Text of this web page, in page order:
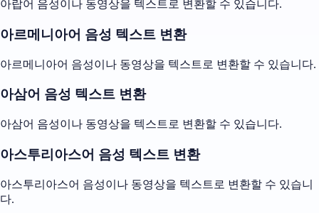
아랍어 음성이나 동영상을 텍스트로 변환할 수 있습니다.
아르메니아어 음성 텍스트 변환
아르메니아어 음성이나 동영상을 텍스트로 변환할 수 있습니다.
아삼어 음성 텍스트 변환
아삼어 음성이나 동영상을 텍스트로 변환할 수 있습니다.
아스투리아스어 음성 텍스트 변환
아스투리아스어 음성이나 동영상을 텍스트로 변환할 수 있습니
다.